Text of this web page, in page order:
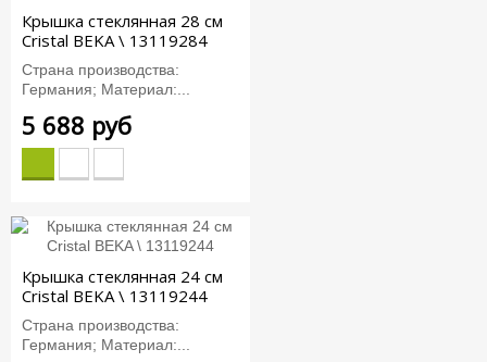
Крышка стеклянная 28 см
Cristal BEKA \ 13119284
Страна производства:
Германия; Материал:...
5 688 руб
Крышка стеклянная 24 см
Cristal BEKA \ 13119244
Страна производства:
Германия; Материал:...